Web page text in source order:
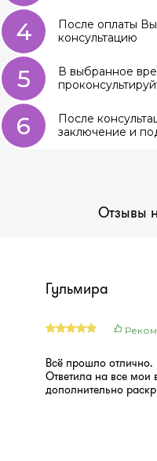
4
После оплаты
консультацию
5
В выбранное
6
После
заключение и
Отзывы
Гульмира
Всё прошло отлично.
Ответила на все
дополнительно